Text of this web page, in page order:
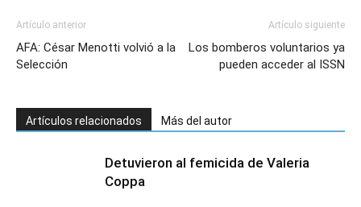
Artículo anterior
AFA: César Menotti volvió a la
Selección
Artículo siguiente
Los bomberos voluntarios ya
pueden acceder al ISSN
Artículos relacionados Más del autor
Detuvieron al femicida de Valeria
Coppa